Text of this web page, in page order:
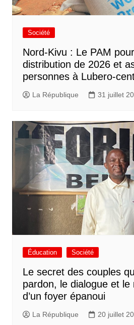
Société
Nord-Kivu : Le PAM
distribution de 2026 et
personnes à Lubero-
La République 31 juillet
Éducation Société
Le secret des couples
pardon, le dialogue et le
d’un foyer épanoui
La République 20 juillet